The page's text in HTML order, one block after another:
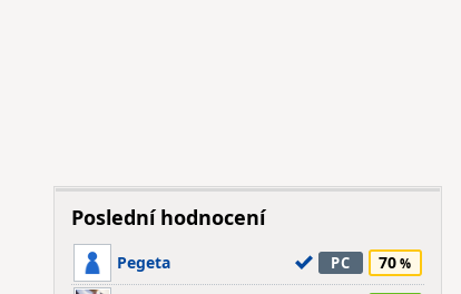
Poslední hodnocení
Pegeta PC 70